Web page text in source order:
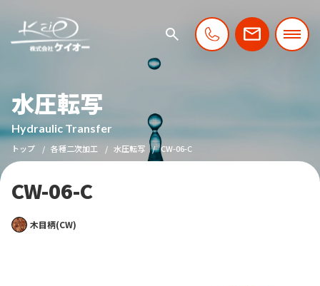
水圧転写
Hydraulic Transfer
トップ 各種二次加工 水圧転写 CW-06-C
CW-06-C
木目柄(CW)